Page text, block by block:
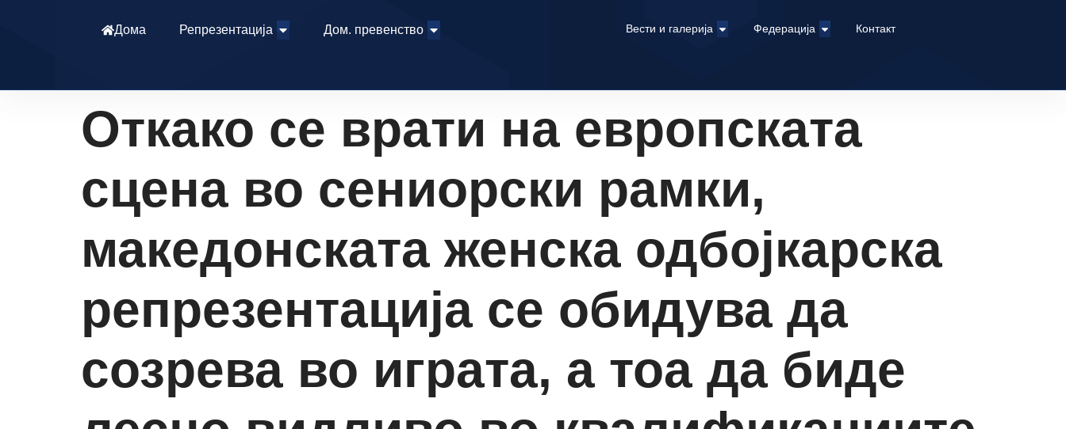
Дома Репрезентација Дом. превенство Вести и галерија Федерација Контакт
Откако се врати на европската
сцена во сениорски рамки,
македонската женска одбојкарска
репрезентација се обидува да
созрева во играта, а тоа да биде